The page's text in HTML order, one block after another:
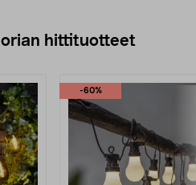
hittituotteet
-60%